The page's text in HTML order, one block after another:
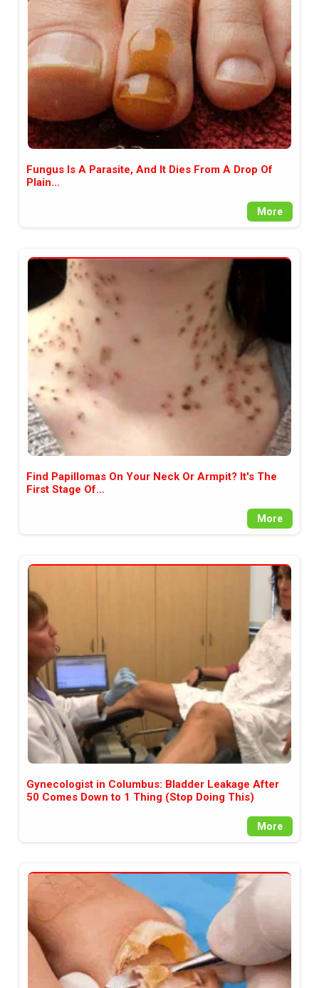
аудитория, затова държим на
прозрачност и коректност от
наша страна. Поднасяме ви
новините такива, каквито са. В
пълния си потенциал.
Fungus Is A Parasite, And It Dies From A Drop Of
Plain...
More
Find Papillomas On Your Neck Or Armpit? It's The
First Stage Of...
More
Gynecologist in Columbus: Bladder Leakage After
50 Comes Down to 1 Thing (Stop Doing This)
More